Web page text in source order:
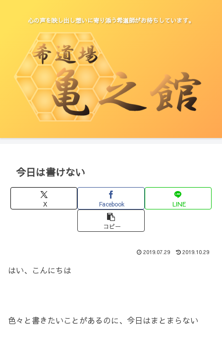
心の声を映し出し想いに寄り添う希道師がお待ちしています。
今日は書けない
X Facebook LINE
コピー
2019.07.29 2019.10.29
はい、こんにちは
色々と書きたいことがあるのに、今日はまとまらない